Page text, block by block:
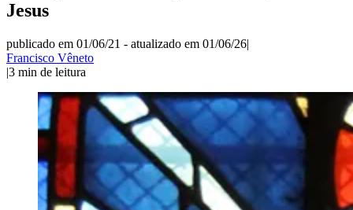
Jesus
publicado em 01/06/21 - atualizado em 01/06/26|
Francisco Vêneto
|3 min de leitura